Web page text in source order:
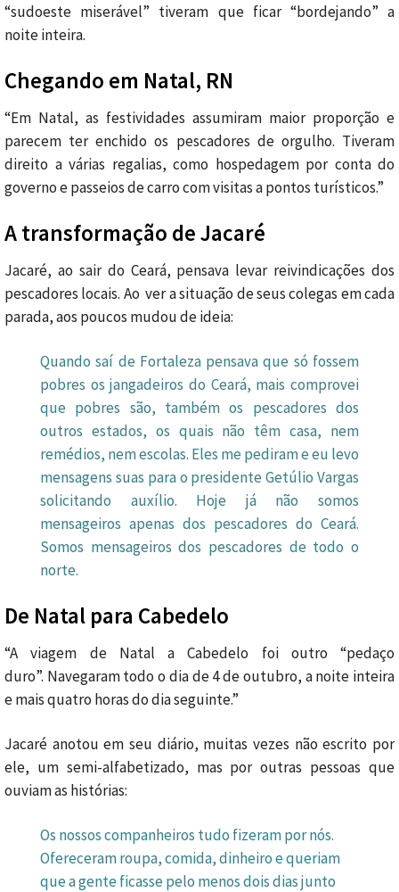
“sudoeste miserável” tiveram que ficar “bordejando” a
noite inteira.
Chegando em Natal, RN
“Em Natal, as festividades assumiram maior proporção e
parecem ter enchido os pescadores de orgulho. Tiveram
direito a várias regalias, como hospedagem por conta do
governo e passeios de carro com visitas a pontos turísticos.”
A transformação de Jacaré
Jacaré, ao sair do Ceará, pensava levar reivindicações dos
pescadores locais. Ao ver a situação de seus colegas em cada
parada, aos poucos mudou de ideia:
Quando saí de Fortaleza pensava que só fossem
pobres os jangadeiros do Ceará, mais comprovei
que pobres são, também os pescadores dos
outros estados, os quais não têm casa, nem
remédios, nem escolas. Eles me pediram e eu levo
mensagens suas para o presidente Getúlio Vargas
solicitando auxílio. Hoje já não somos
mensageiros apenas dos pescadores do Ceará.
Somos mensageiros dos pescadores de todo o
norte.
De Natal para Cabedelo
“A viagem de Natal a Cabedelo foi outro “pedaço
duro”. Navegaram todo o dia de 4 de outubro, a noite inteira
e mais quatro horas do dia seguinte.”
Jacaré anotou em seu diário, muitas vezes não escrito por
ele, um semi-alfabetizado, mas por outras pessoas que
ouviam as histórias:
Os nossos companheiros tudo fizeram por nós.
Ofereceram roupa, comida, dinheiro e queriam
que a gente ficasse pelo menos dois dias junto